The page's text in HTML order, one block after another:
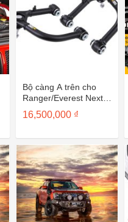
Bộ càng A trên cho
Ranger/Everest Next
Gen sau 2022 –
UCA0015
16,500,000 ₫